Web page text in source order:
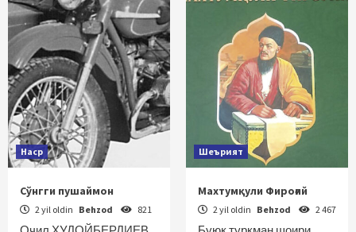
Наср
Сўнгги пушаймон
2 yil oldin Behzod 821
Шеърият
Махтумқули Фироғий
2 yil oldin Behzod 2 467